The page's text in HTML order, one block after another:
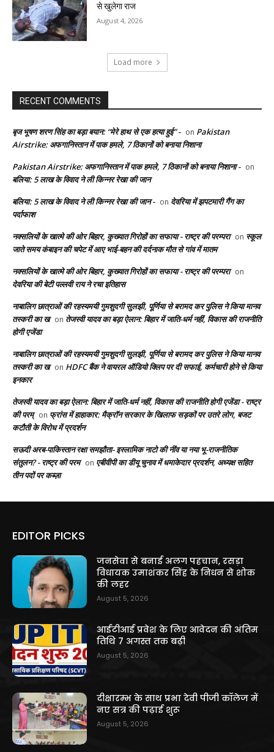
से खुलेगा राज
August 4, 2026
Load more
RECENT COMMENTS
बृज भूषण शरण सिंह का बड़ा बयान: “मेरे हाथ से एक हत्या हुई” - on Pakistan
Airstrike: अफगानिस्तान में पाक हमले, 7 ठिकानों को बनाया निशाना
Pakistan Airstrike: अफगानिस्तान में पाक हमले, 7 ठिकानों को बनाया निशाना - on
बलिया: 5 लाख के विवाद ने ली किन्नर रेखा की जान
बलिया: 5 लाख के विवाद ने ली किन्नर रेखा की जान - on देवरिया में झपटमारी गैंग का
पर्दाफाश
नक्सलियों के खात्मे की ओर बिहार, कुख्यात गिरोहों का सफाया - राष्ट्र की परम्परा on स्कूल
जाते समय कंबाइन की चपेट में आए भाई-बहन की दर्दनाक मौत से गांव में मातम
नक्सलियों के खात्मे की ओर बिहार, कुख्यात गिरोहों का सफाया - राष्ट्र की परम्परा on
देवरिया की बेटी पल्लवी राय ने रचा इतिहास
नाबालिग छात्राओं की रहस्यमयी गुमशुदगी सुलझी, पूर्णिया से बरामद कर पुलिस ने किया मानव
तस्करी का ख on तेजस्वी यादव का बड़ा ऐलान: बिहार में जाति-धर्म नहीं, विकास की राजनीति
होगी एजेंडा
नाबालिग छात्राओं की रहस्यमयी गुमशुदगी सुलझी, पूर्णिया से बरामद कर पुलिस ने किया मानव
तस्करी का ख on HDFC बैंक ने वायरल ऑडियो क्लिप पर दी सफाई, कर्मचारी होने से किया
इनकार
तेजस्वी यादव का बड़ा ऐलान: बिहार में जाति-धर्म नहीं, विकास की राजनीति होगी एजेंडा - राष्ट्र
की परम् on फ्रांस में हाहाकार: मैक्रॉन सरकार के खिलाफ सड़कों पर उतरे लोग, बजट
कटौती के विरोध में प्रदर्शन
सऊदी अरब-पाकिस्तान रक्षा समझौता- इस्लामिक नाटो की नींव या नया भू-राजनीतिक
संतुलन? - राष्ट्र की परम on एबीवीपी का डीयू चुनाव में धमाकेदार प्रदर्शन, अध्यक्ष सहित
तीन पदों पर कब्ज़ा
EDITOR PICKS
जनसेवा से बनाई अलग पहचान, रसड़ा
विधायक उमाशंकर सिंह के निधन से शोक
की लहर
August 5, 2026
आईटीआई प्रवेश के लिए आवेदन की अंतिम
तिथि 7 अगस्त तक बढ़ी
August 5, 2026
दीक्षारम्भ के साथ प्रभा देवी पीजी कॉलेज में
नए सत्र की पढ़ाई शुरू
August 5, 2026